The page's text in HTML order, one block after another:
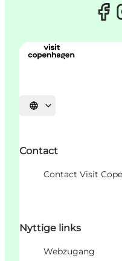
Sprache auswählen
Contact
Contact Visit
Nyttige links
Webzugang